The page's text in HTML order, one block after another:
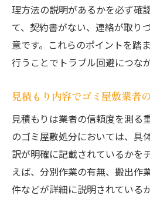
理方法の説明があるかを必ず確
て、契約書がない、連絡が取り
意です。これらのポイントを踏
行うことでトラブル回避につなが
見積もり内容でゴミ屋敷業者
見積もりは業者の信頼度を測る
のゴミ屋敷処分においては、具
訳が明確に記載されているかを
えば、分別作業の有無、搬出作
件などが詳細に説明されている